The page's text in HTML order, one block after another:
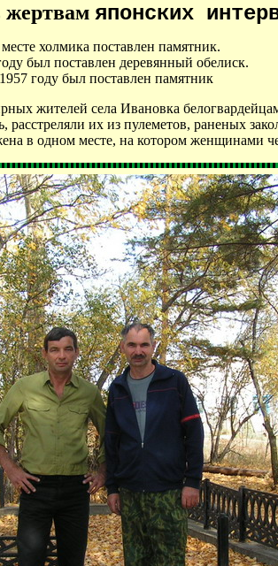
жертвам японских
холмика поставлен памятник.
был поставлен деревянный обелиск.
году был поставлен памятник
жителей села Ивановка
расстреляли их из пулеметов, раненых
в одном месте, на котором женщинами